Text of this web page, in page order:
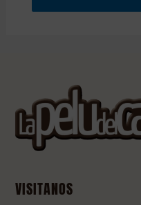
VISITANOS